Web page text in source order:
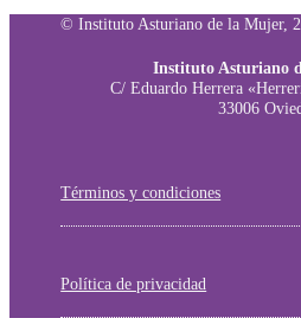
© Instituto Asturiano de la Mujer,
Instituto Asturiano
C/ Eduardo Herrera
33006
Términos y condiciones
Política de privacidad